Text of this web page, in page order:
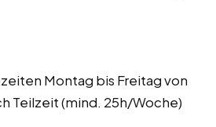
Montag bis Freitag von
Teilzeit (mind. 25h/Woche)